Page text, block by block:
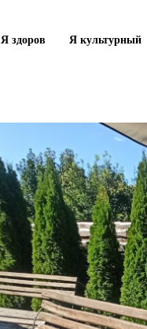
Я здоров Я культурный